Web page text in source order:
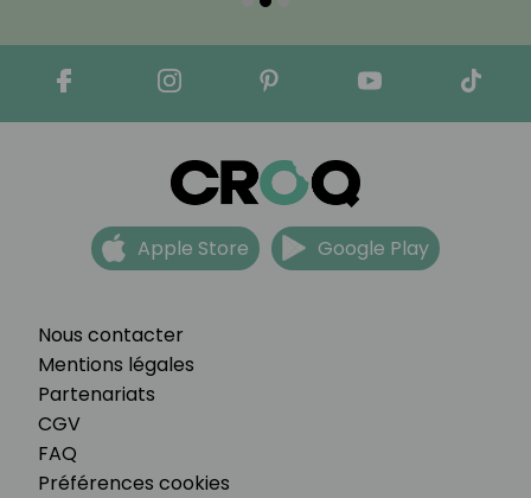
Nous contacter
Mentions légales
Partenariats
CGV
FAQ
Préférences cookies
Apple Store Google Play